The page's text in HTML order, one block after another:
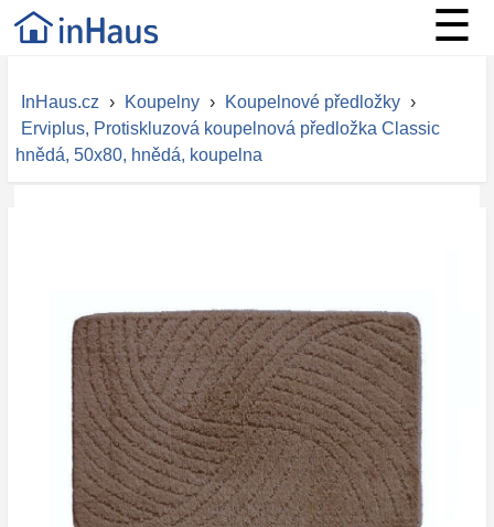
☰
InHaus.cz › Koupelny › Koupelnové předložky ›
Erviplus, Protiskluzová koupelnová předložka Classic
hnědá, 50x80, hnědá, koupelna